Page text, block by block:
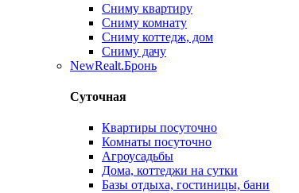
Сниму квартиру
Сниму комнату
Сниму коттедж, дом
Сниму дачу
NewRealt.Бронь
Суточная
Квартиры посуточно
Комнаты посуточно
Агроусадьбы
Дома, коттеджи на сутки
Базы отдыха, гостиницы, бани